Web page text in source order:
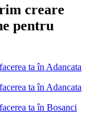
creare
pentru
ta în Adancata
ta în Adancata
ta în Bosanci